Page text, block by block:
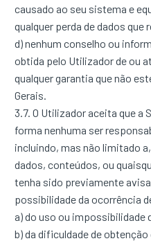
causado ao seu sistema e
qualquer perda de dados
d) nenhum conselho ou
obtida pelo Utilizador de ou
qualquer garantia que não
Gerais.
3.7. O Utilizador aceita que a
forma nenhuma ser
incluindo, mas não limitado
dados, conteúdos, ou
tenha sido previamente
possibilidade da ocorrência
a) do uso ou impossibilidade
b) da dificuldade de